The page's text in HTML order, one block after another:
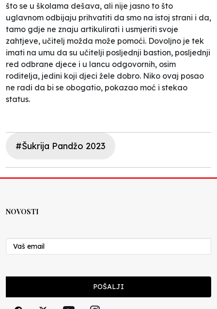
što se u školama dešava, ali nije jasno to što
uglavnom odbijaju prihvatiti da smo na istoj strani i da,
tamo gdje ne znaju artikulirati i usmjeriti svoje
zahtjeve, učitelj možda može pomoći. Dovoljno je tek
imati na umu da su učitelji posljednji bastion, posljednji
red odbrane djece i u lancu odgovornih, osim
roditelja, jedini koji djeci žele dobro. Niko ovaj posao
ne radi da bi se obogatio, pokazao moć i stekao
status.
#Šukrija Pandžo 2023
NOVOSTI
POŠALJI